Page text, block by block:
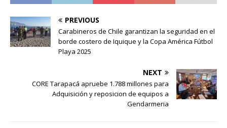
PREVIOUS
Carabineros de Chile garantizan la seguridad en el
borde costero de Iquique y la Copa América Fútbol
Playa 2025
NEXT
CORE Tarapacá apruebe 1.788 millones para
Adquisición y reposicion de equipos a
Gendarmeria